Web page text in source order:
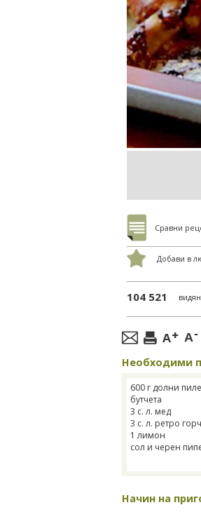
Сравни
Добави в
104 521
Необходими
600 г долни
бутчета
3 с. л. мед
3 с. л. ретро
1 лимон
сол и черен
Начин на